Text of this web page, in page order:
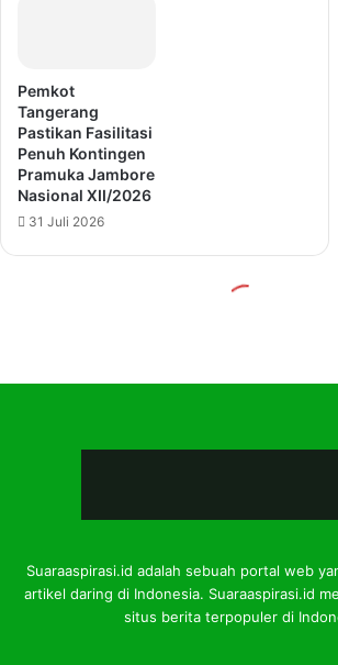
Suaraaspirasi.id adalah sebuah portal web
artikel daring di Indonesia. Suaraaspirasi.id
situs berita terpopuler di